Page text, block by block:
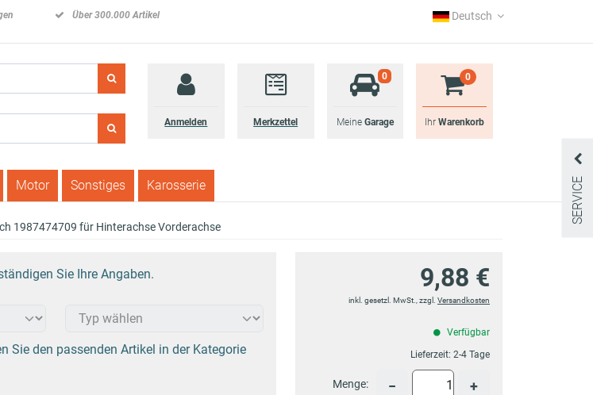
SERVICE
Über 300.000 Artikel Deutsch
Anmelden Merkzettel
0
MeineGarage
0
Ihr Warenkorb
Motor Sonstiges Karosserie
1987474709 für Hinterachse Vorderachse
Sie Ihre Angaben.
Sie den passenden Artikel in der Kategorie
9,88 €
inkl. gesetzl. MwSt., zzgl. Versandkosten
Verfügbar
Lieferzeit: 2-4 Tage
Menge: − +